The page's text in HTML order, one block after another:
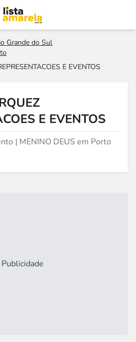
Grande do Sul
E EVENTOS
E EVENTOS
| MENINO DEUS em Porto
Publicidade